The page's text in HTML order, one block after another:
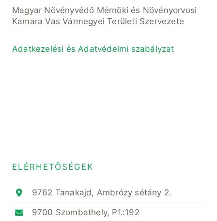
Magyar Növényvédő Mérnöki és Növényorvosi
Kamara Vas Vármegyei Területi Szervezete
Adatkezelési és Adatvédelmi szabályzat
ELÉRHETŐSÉGEK
9762 Tanakajd, Ambrózy sétány 2.
9700 Szombathely, Pf.:192